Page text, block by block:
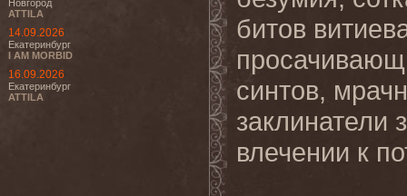
Новгород
ATTILA
14.09.2026
Екатеринбург
I AM MORBID
16.09.2026
Екатеринбург
ATTILA
битов
синтов,
заклинатели
влечении к